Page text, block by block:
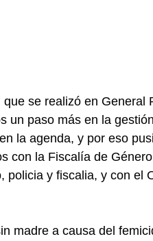
se realizó en General
un paso más en la
la agenda, y por eso
con la Fiscalía de
policia y fiscalia, y con el
madre a causa del